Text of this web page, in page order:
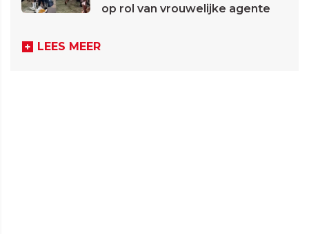
op rol van vrouwelijke agente
LEES MEER